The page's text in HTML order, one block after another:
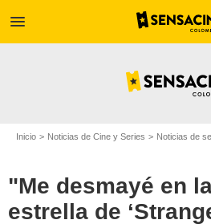
menu
Inicio Noticias de Cine y Series Noticias de
"Me desmayé en
estrella de